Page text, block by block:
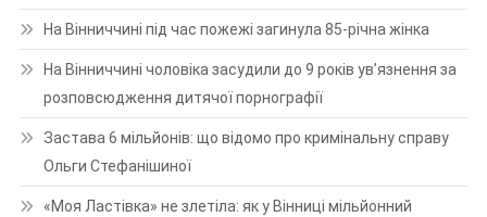
На Вінниччині під час пожежі загинула 85-річна жінка
На Вінниччині чоловіка засудили до 9 років ув’язнення за
розповсюдження дитячої порнографії
Застава 6 мільйонів: що відомо про кримінальну справу
Ольги Стефанішиної
«Моя Ластівка» не злетіла: як у Вінниці мільйонний